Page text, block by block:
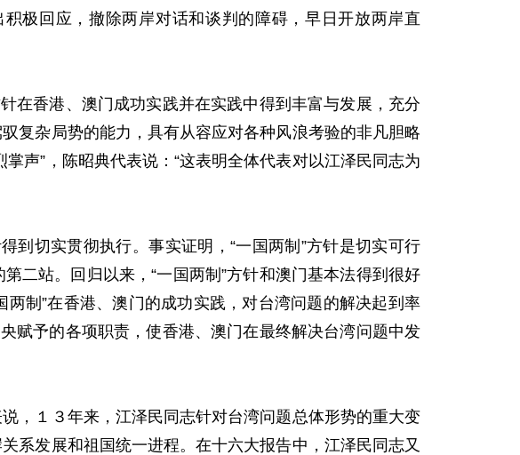
极回应，撤除两岸对话和谈判的障碍，早日开放两岸直
香港、澳门成功实践并在实践中得到丰富与发展，充分
复杂局势的能力，具有从容应对各种风浪考验的非凡胆略
声”，陈昭典代表说：“这表明全体代表对以江泽民同志为
切实贯彻执行。事实证明，“一国两制”方针是切实可行
二站。回归以来，“一国两制”方针和澳门基本法得到很好
制”在香港、澳门的成功实践，对台湾问题的解决起到率
赋予的各项职责，使香港、澳门在最终解决台湾问题中发
１３年来，江泽民同志针对台湾问题总体形势的重大变
系发展和祖国统一进程。在十六大报告中，江泽民同志又